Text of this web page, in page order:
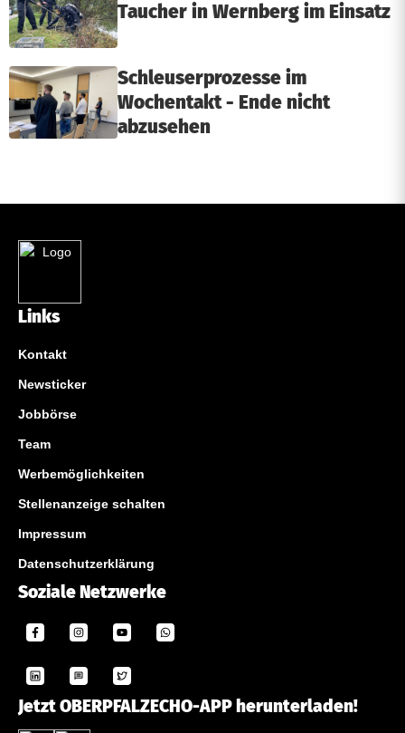
Taucher in Wernberg im Einsatz
Schleuserprozesse im
Wochentakt - Ende nicht
abzusehen
Links
Kontakt
Newsticker
Jobbörse
Team
Werbemöglichkeiten
Stellenanzeige schalten
Impressum
Datenschutzerklärung
Soziale Netzwerke
Jetzt OBERPFALZECHO-APP herunterladen!